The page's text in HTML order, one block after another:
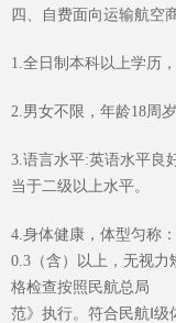
四、自费面向运输航空
1.全日制本科以上学历
2.男女不限，年龄18周岁
3.语言水平:英语水平良
当于二级以上水平。
4.身体健康，体型匀称
0.3 （含）以上，无视
格检查按照民航总局
范》执行。符合民航Ⅰ级